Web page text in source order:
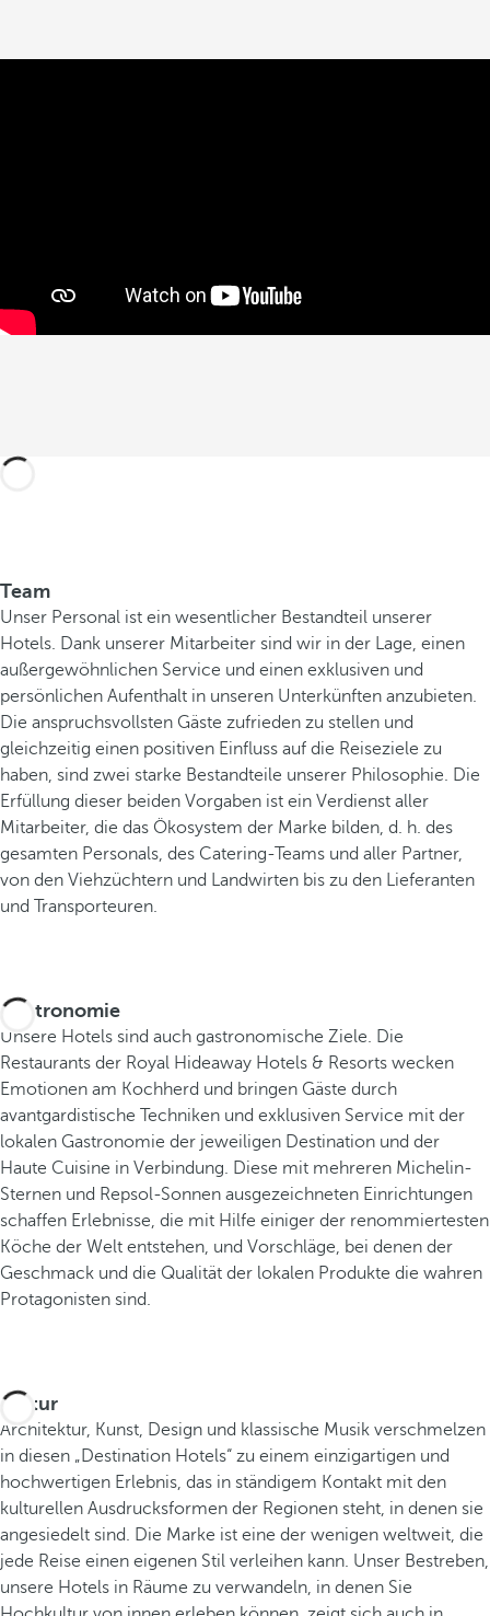
Team
Unser Personal ist ein wesentlicher Bestandteil unserer
Hotels. Dank unserer Mitarbeiter sind wir in der Lage, einen
außergewöhnlichen Service und einen exklusiven und
persönlichen Aufenthalt in unseren Unterkünften anzubieten.
Die anspruchsvollsten Gäste zufrieden zu stellen und
gleichzeitig einen positiven Einfluss auf die Reiseziele zu
haben, sind zwei starke Bestandteile unserer Philosophie. Die
Erfüllung dieser beiden Vorgaben ist ein Verdienst aller
Mitarbeiter, die das Ökosystem der Marke bilden, d. h. des
gesamten Personals, des Catering-Teams und aller Partner,
von den Viehzüchtern und Landwirten bis zu den Lieferanten
und Transporteuren.
Gastronomie
Unsere Hotels sind auch gastronomische Ziele. Die
Restaurants der Royal Hideaway Hotels & Resorts wecken
Emotionen am Kochherd und bringen Gäste durch
avantgardistische Techniken und exklusiven Service mit der
lokalen Gastronomie der jeweiligen Destination und der
Haute Cuisine in Verbindung. Diese mit mehreren Michelin-
Sternen und Repsol-Sonnen ausgezeichneten Einrichtungen
schaffen Erlebnisse, die mit Hilfe einiger der renommiertesten
Köche der Welt entstehen, und Vorschläge, bei denen der
Geschmack und die Qualität der lokalen Produkte die wahren
Protagonisten sind.
Kultur
Architektur, Kunst, Design und klassische Musik verschmelzen
in diesen „Destination Hotels“ zu einem einzigartigen und
hochwertigen Erlebnis, das in ständigem Kontakt mit den
kulturellen Ausdrucksformen der Regionen steht, in denen sie
angesiedelt sind. Die Marke ist eine der wenigen weltweit, die
jede Reise einen eigenen Stil verleihen kann. Unser Bestreben,
unsere Hotels in Räume zu verwandeln, in denen Sie